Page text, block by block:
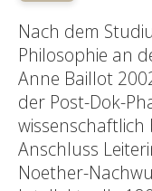
Nach dem
Philosophie an
Anne Baillot
der Post-Dok-
wissenschaftlich
Anschluss
Noether-